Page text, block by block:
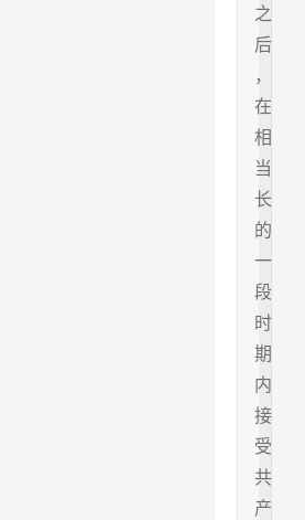
之
后
，
在
相
当
长
的
一
段
时
期
内
接
受
共
产